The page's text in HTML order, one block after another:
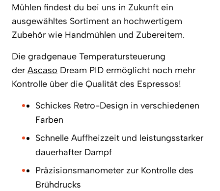
Mühlen findest du bei uns in Zukunft ein
ausgewähltes Sortiment an hochwertigem
Zubehör wie Handmühlen und Zubereitern.
Die gradgenaue Temperatursteuerung
der Ascaso Dream PID ermöglicht noch mehr
Kontrolle über die Qualität des Espressos!
Schickes Retro-Design in verschiedenen
Farben
Schnelle Auffheizzeit und leistungsstarker
dauerhafter Dampf
Präzisionsmanometer zur Kontrolle des
Brühdrucks